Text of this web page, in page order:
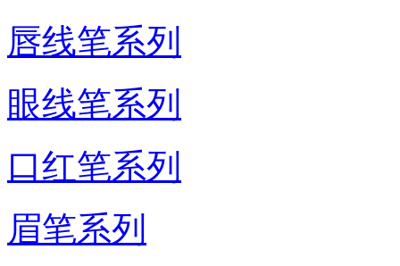
唇线笔系列
眼线笔系列
口红笔系列
眉笔系列